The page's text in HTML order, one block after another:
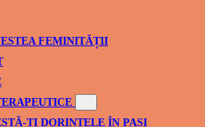
FEMINITĂȚII
ȚI DORINȚELE ÎN PAȘI